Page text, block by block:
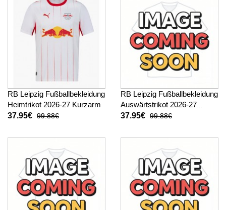
RB Leipzig Fußballbekleidung
Heimtrikot 2026-27 Kurzarm
37.95€ 99.88€
RB Leipzig Fußballbekleidung
Auswärtstrikot 2026-27
Kurzarm
37.95€ 99.88€